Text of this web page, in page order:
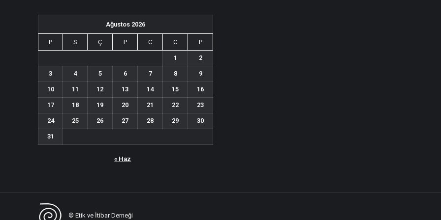
Ağustos 2026
P S Ç P C C P
1 2
3 4 5 6 7 8 9
10 11 12 13 14 15 16
17 18 19 20 21 22 23
24 25 26 27 28 29 30
31
« Haz
© Etik ve İtibar Derneği